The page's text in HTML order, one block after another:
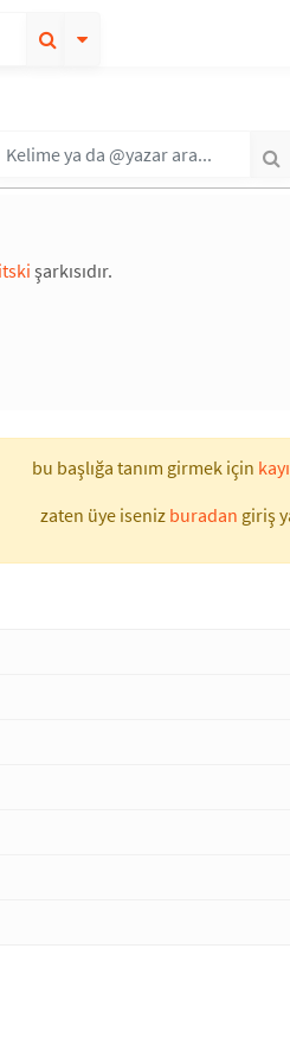
şarkısıdır.
bu başlığa tanım girmek için
zaten üye iseniz buradan giriş